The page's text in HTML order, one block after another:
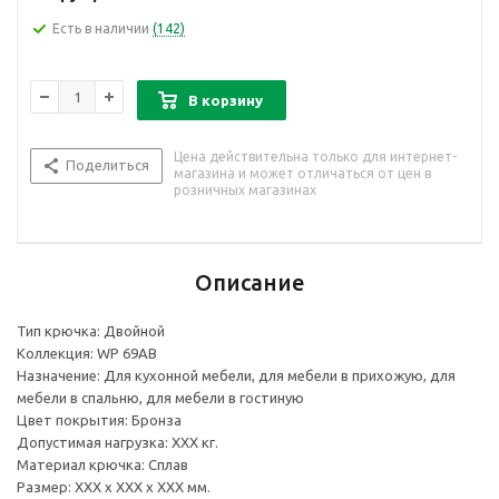
Есть в наличии (142)
В корзину
Поделиться
Цена действительна только для интернет-
магазина и может отличаться от цен в
розничных магазинах
Описание
Тип крючка: Двойной
Коллекция: WP 69AB
Назначение: Для кухонной мебели, для мебели в прихожую, для
мебели в спальню, для мебели в гостиную
Цвет покрытия: Бронза
Допустимая нагрузка: ХХХ кг.
Материал крючка: Сплав
Размер: ХХХ х ХХХ х ХХХ мм.